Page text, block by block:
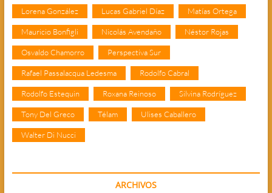
Lorena González Lucas Gabriel Díaz Matías Ortega
Mauricio Bonfigli Nicolás Avendaño Néstor Rojas
Osvaldo Chamorro Perspectiva Sur
Rafael Passalacqua Ledesma Rodolfo Cabral
Rodolfo Estequin Roxana Reinoso Silvina Rodríguez
Tony Del Greco Télam Ulises Caballero
Walter Di Nucci
ARCHIVOS